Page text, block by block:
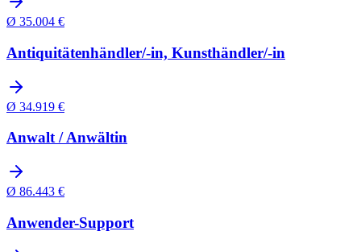
Ø 35.004 €
Antiquitätenhändler/-in, Kunsthändler/-in
Ø 34.919 €
Anwalt / Anwältin
Ø 86.443 €
Anwender-Support